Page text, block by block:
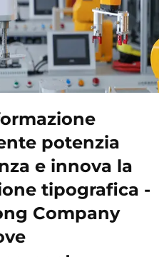
potenzia
e innova la
tipografica -
Company